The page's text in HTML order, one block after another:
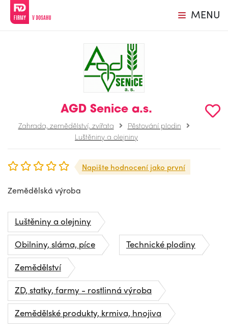
MENU
AGD Senice a.s.
Zahrada, zemědělství, zvířata
Pěstování plodin
Luštěniny a olejniny
Napište hodnocení jako první
Zemědělská výroba
Luštěniny a olejniny
Obilniny, sláma, píce
Technické plodiny
Zemědělství
ZD, statky, farmy - rostlinná výroba
Zemědělské produkty, krmiva, hnojiva